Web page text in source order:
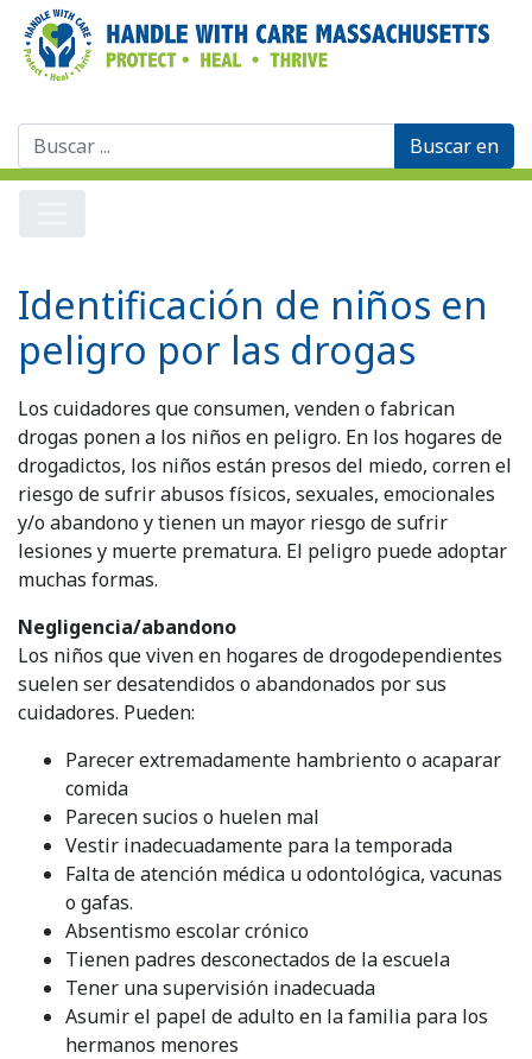
Buscar:
Identificación de niños en
peligro por las drogas
Los cuidadores que consumen, venden o fabrican
drogas ponen a los niños en peligro. En los hogares de
drogadictos, los niños están presos del miedo, corren el
riesgo de sufrir abusos físicos, sexuales, emocionales
y/o abandono y tienen un mayor riesgo de sufrir
lesiones y muerte prematura. El peligro puede adoptar
muchas formas.
Negligencia/abandono
Los niños que viven en hogares de drogodependientes
suelen ser desatendidos o abandonados por sus
cuidadores. Pueden:
Parecer extremadamente hambriento o acaparar
comida
Parecen sucios o huelen mal
Vestir inadecuadamente para la temporada
Falta de atención médica u odontológica, vacunas
o gafas.
Absentismo escolar crónico
Tienen padres desconectados de la escuela
Tener una supervisión inadecuada
Asumir el papel de adulto en la familia para los
hermanos menores